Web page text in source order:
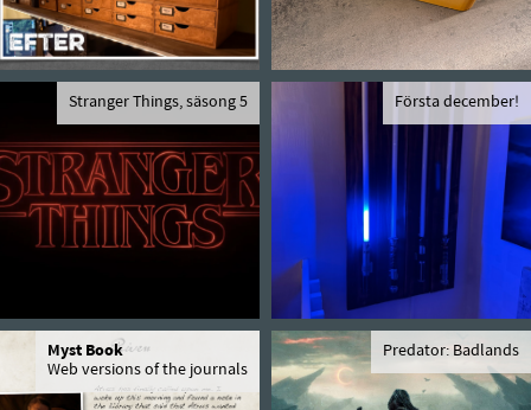
Stranger Things, säsong 5 Första december!
Myst Book
Web versions of the journals
Predator: Badlands